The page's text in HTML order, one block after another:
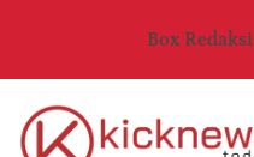
Box Redaksi